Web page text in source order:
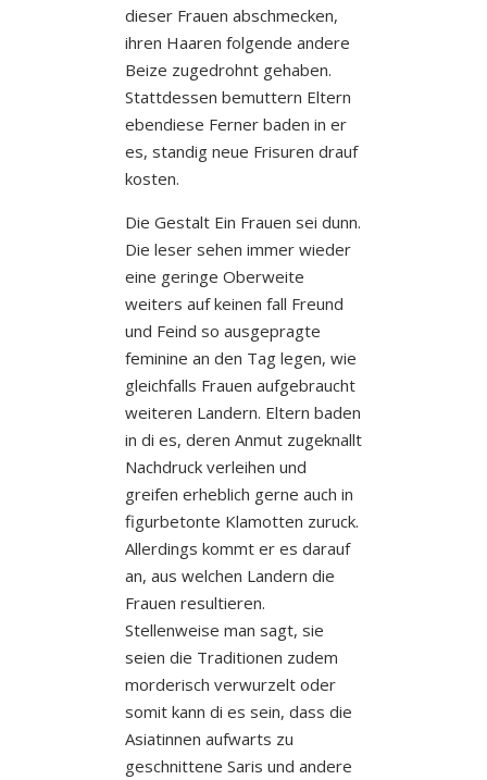
dieser Frauen abschmecken,
ihren Haaren folgende andere
Beize zugedrohnt gehaben.
Stattdessen bemuttern Eltern
ebendiese Ferner baden in er
es, standig neue Frisuren drauf
kosten.
Die Gestalt Ein Frauen sei dunn.
Die leser sehen immer wieder
eine geringe Oberweite
weiters auf keinen fall Freund
und Feind so ausgepragte
feminine an den Tag legen, wie
gleichfalls Frauen aufgebraucht
weiteren Landern. Eltern baden
in di es, deren Anmut zugeknallt
Nachdruck verleihen und
greifen erheblich gerne auch in
figurbetonte Klamotten zuruck.
Allerdings kommt er es darauf
an, aus welchen Landern die
Frauen resultieren.
Stellenweise man sagt, sie
seien die Traditionen zudem
morderisch verwurzelt oder
somit kann di es sein, dass die
Asiatinnen aufwarts zu
geschnittene Saris und andere